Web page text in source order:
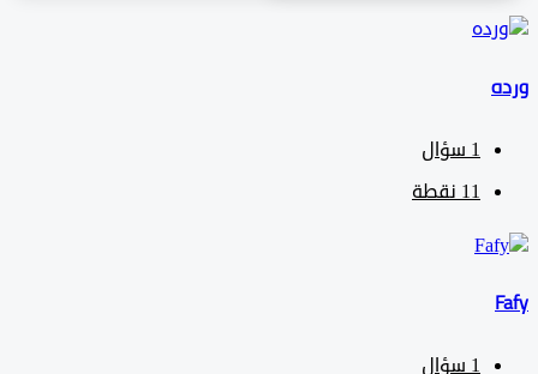
سؤال
نقطة
سؤال